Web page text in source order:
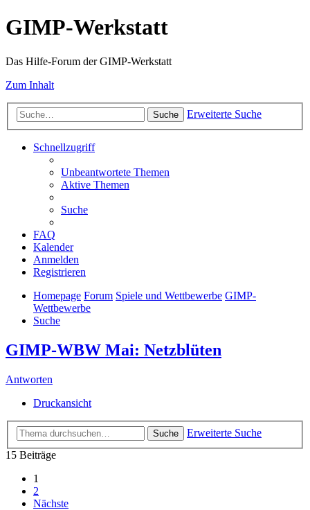
GIMP-Werkstatt
Das Hilfe-Forum der GIMP-Werkstatt
Zum Inhalt
Suche Erweiterte Suche
Schnellzugriff
Unbeantwortete Themen
Aktive Themen
Suche
FAQ
Kalender
Anmelden
Registrieren
Homepage Forum Spiele und Wettbewerbe GIMP-
Wettbewerbe
Suche
GIMP-WBW Mai: Netzblüten
Antworten
Druckansicht
Suche
Erweiterte Suche
15 Beiträge
1
2
Nächste